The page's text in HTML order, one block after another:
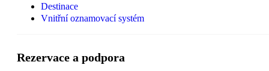
Destinace
Vnitřní oznamovací systém
Rezervace a podpora